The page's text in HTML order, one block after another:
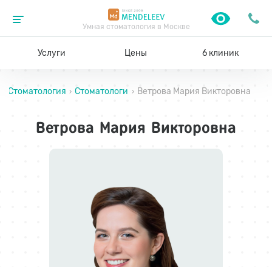
Умная стоматология в Москве
Услуги Цены 6 клиник
Стоматология › Стоматологи › Ветрова Мария Викторовна
Ветрова Мария Викторовна